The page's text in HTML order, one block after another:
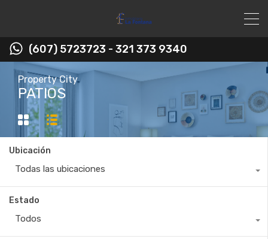
(607) 5723723 - 321 373 9340
Property City
PATIOS
Ubicación
Todas las ubicaciones
Estado
Todos